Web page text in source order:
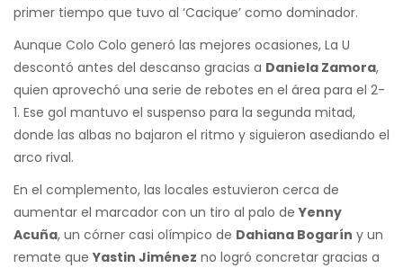
primer tiempo que tuvo al ‘Cacique’ como dominador.
Aunque Colo Colo generó las mejores ocasiones, La U
descontó antes del descanso gracias a Daniela Zamora,
quien aprovechó una serie de rebotes en el área para el 2-
1. Ese gol mantuvo el suspenso para la segunda mitad,
donde las albas no bajaron el ritmo y siguieron asediando el
arco rival.
En el complemento, las locales estuvieron cerca de
aumentar el marcador con un tiro al palo deYenny
Acuña, un córner casi olímpico de Dahiana Bogarín y un
remate queYastin Jiménez no logró concretar gracias a